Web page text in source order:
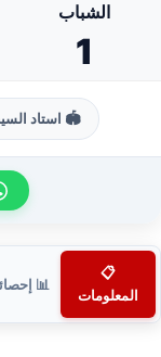
الشباب
1
🏟️ استاد
📋
المعلومات
📊